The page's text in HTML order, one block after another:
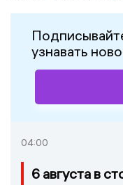
узнавать
04:00
6 августа в